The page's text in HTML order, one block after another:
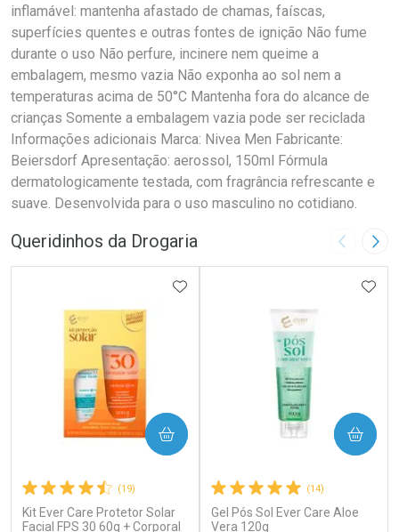
inflamável: mantenha afastado de chamas, faíscas,
superfícies quentes e outras fontes de ignição Não fume
durante o uso Não perfure, incinere nem queime a
embalagem, mesmo vazia Não exponha ao sol nem a
temperaturas acima de 50°C Mantenha fora do alcance de
crianças Somente a embalagem vazia pode ser reciclada
Informações adicionais Marca: Nivea Men Fabricante:
Beiersdorf Apresentação: aerossol, 150ml Fórmula
dermatologicamente testada, com fragrância refrescante e
suave. Desenvolvida para o uso masculino no cotidiano.
Queridinhos da Drogaria Imagem
(19)
Kit Ever Care Protetor Solar
Facial FPS 30 60g + Corporal
ADICIONAR AOS FAVORITOS
COMPRAR
(14)
Gel Pós Sol Ever Care Aloe
Vera 120g
COMPRAR